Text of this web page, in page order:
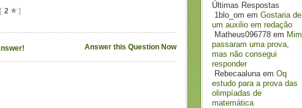
[ 2 ]
Answer this Question Now
Últimas Respostas
1blo_om em Gostaria de
um auxilio em redação
Matheus096778 em Mim
passaram uma prova,
mas não consegui
responder
Rebecaalunaem Oq
estudo para a prova das
olimpíadas de
matemática